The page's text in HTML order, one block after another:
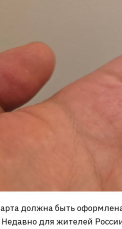
должна быть
для жителей